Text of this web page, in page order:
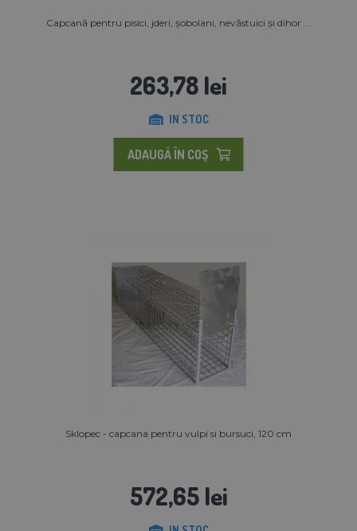
Capcană pentru pisici, jderi, șobolani, nevăstuici și dihor ...
263,78 lei
IN STOC
ADAUGĂ ÎN COŞ
Sklopec - capcana pentru vulpi si bursuci, 120 cm
572,65 lei